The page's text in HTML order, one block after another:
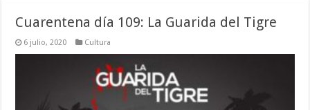
Cuarentena día 109: La Guarida del Tigre
6 julio, 2020 Cultura